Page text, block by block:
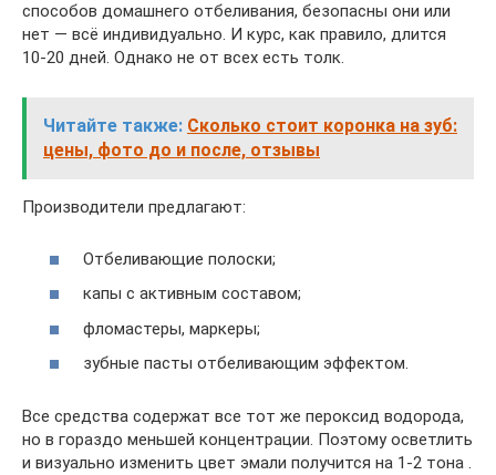
способов домашнего отбеливания, безопасны они или
нет — всё индивидуально. И курс, как правило, длится
10-20 дней. Однако не от всех есть толк.
Читайте также: Сколько стоит коронка на зуб:
цены, фото до и после, отзывы
Производители предлагают:
Отбеливающие полоски;
капы с активным составом;
фломастеры, маркеры;
зубные пасты отбеливающим эффектом.
Все средства содержат все тот же пероксид водорода,
но в гораздо меньшей концентрации. Поэтому осветлить
и визуально изменить цвет эмали получится на 1-2 тона .